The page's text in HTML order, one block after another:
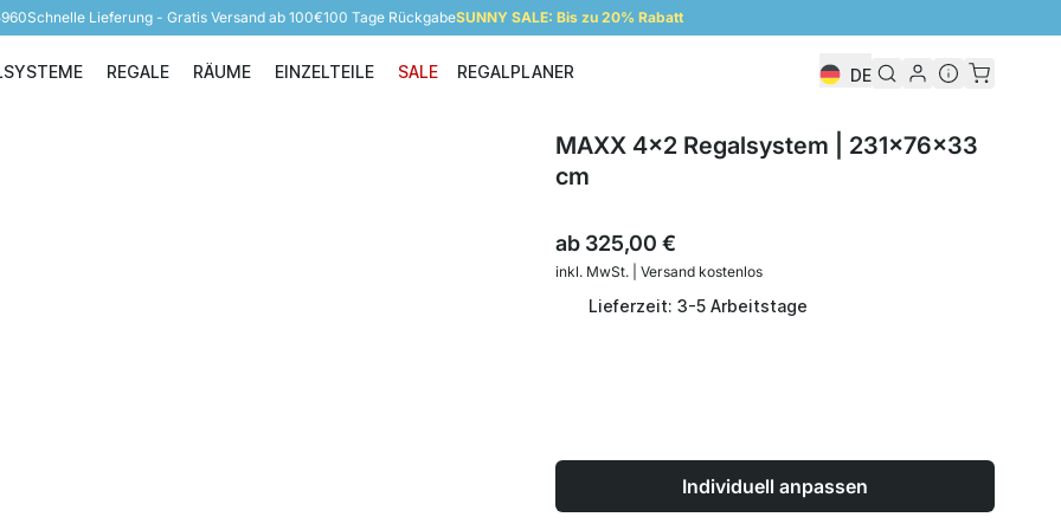
Schnelle Lieferung - Gratis Versand ab 100€100 Tage RückgabeSUNNY SALE: Bis zu 20% Rabatt
Regalsysteme
REGALE
Regale
RÄUME
Räume
EINZELTEILE
Einzelteile
SALE REGALPLANER DE
MAXX 4x2 Regalsystem | 231x76x33
cm
ab 325,00 €
inkl. MwSt. | Versand kostenlos
Lieferzeit: 3-5 Arbeitstage
Individuell anpassen